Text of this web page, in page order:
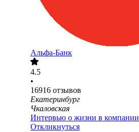
Альфа-Банк
4.5
•
16916 отзывов
Екатеринбург
Чкаловская
Интервью о жизни в компании
Откликнуться